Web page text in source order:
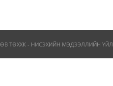
ТӨХХК - НИСЭХИЙН МЭДЭЭЛЛИЙН